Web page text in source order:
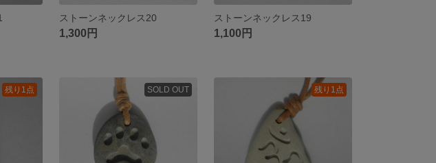
ストーンネックレス20
1,300円
ストーンネックレス19
1,100円
残り1点 SOLD OUT 残り1点